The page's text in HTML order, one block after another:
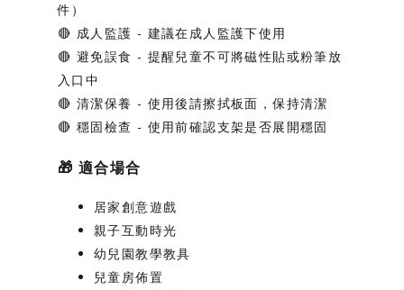
件）
🔴 成人監護 - 建議在成人監護下使用
🔴 避免誤食 - 提醒兒童不可將磁性貼或粉筆放
入口中
🔴 清潔保養 - 使用後請擦拭板面，保持清潔
🔴 穩固檢查 - 使用前確認支架是否展開穩固
🎁 適合場合
居家創意遊戲
親子互動時光
幼兒園教學教具
兒童房佈置